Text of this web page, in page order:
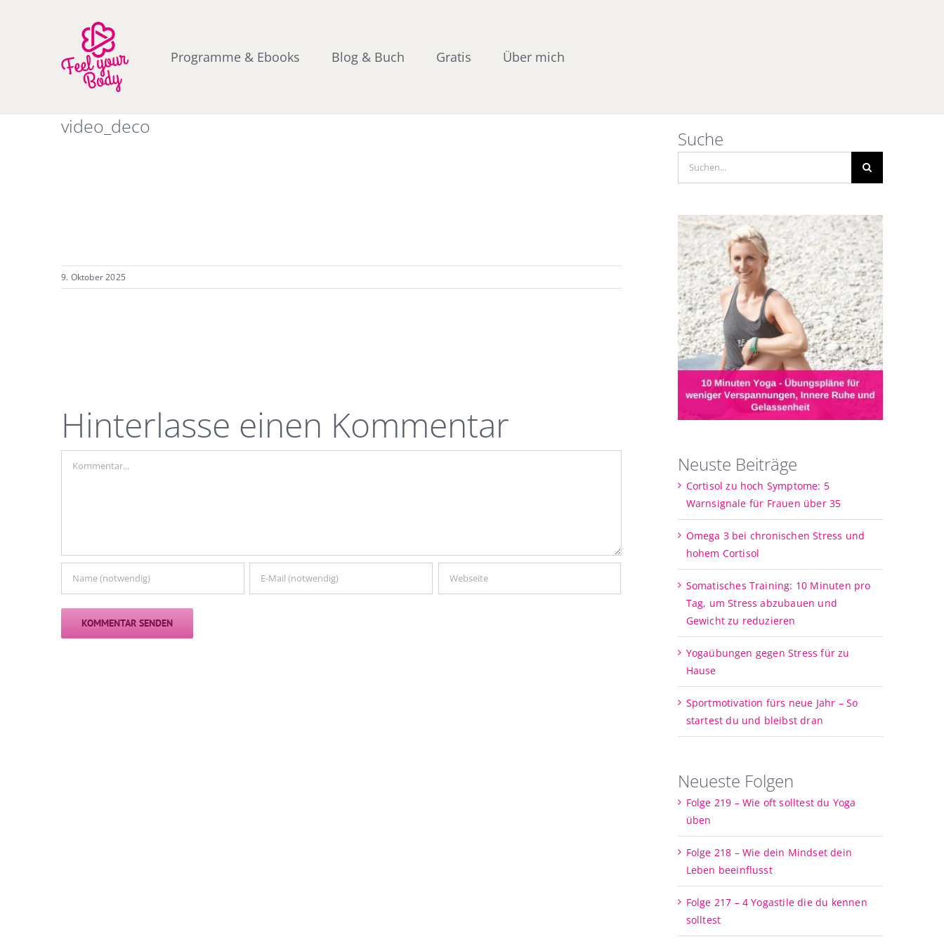
Programme & Ebooks Blog & Buch Gratis Über mich
video_deco
9. Oktober 2025
Hinterlasse einen Kommentar
Suche
Neuste Beiträge
Cortisol zu hoch Symptome: 5
Warnsignale für Frauen über 35
Omega 3 bei chronischen Stress und
hohem Cortisol
Somatisches Training: 10 Minuten pro
Tag, um Stress abzubauen und
Gewicht zu reduzieren
Yogaübungen gegen Stress für zu
Hause
Sportmotivation fürs neue Jahr – So
startest du und bleibst dran
Neueste Folgen
Folge 219 – Wie oft solltest du Yoga
üben
Folge 218 – Wie dein Mindset dein
Leben beeinflusst
Folge 217 – 4 Yogastile die du kennen
solltest